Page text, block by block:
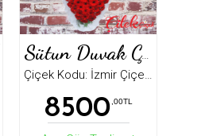
Sütun Duvak Çelenk
Çiçek Kodu: İzmir Çiçek1001
8500 ,00TL